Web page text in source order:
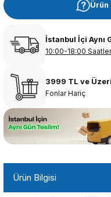
Ürün
İstanbul İçi Aynı
10:00-18:00
3999 TL ve
Fonlar Hariç
Ürün Bilgisi